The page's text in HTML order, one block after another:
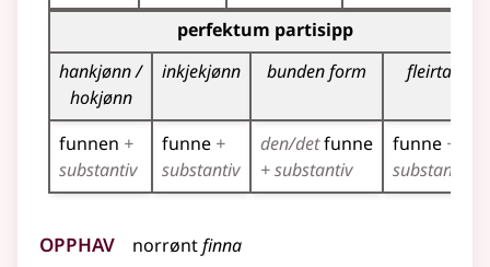
Bøyningstabell for dette verbet (partisippformer)
perfektum partisipp
hankjønn /
hokjønn
inkjekjønn bunden form fleirtal
funnen +
substantiv
funne +
substantiv
den/detfunne
+ substantiv
funne +
substantiv
Opphav norrøntfinna